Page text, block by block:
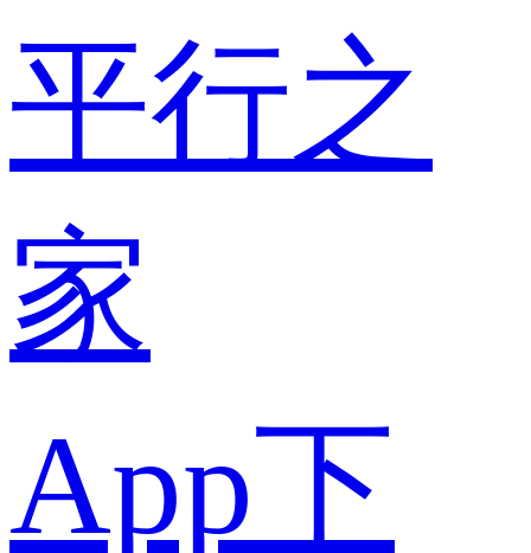
平行之
家
App下